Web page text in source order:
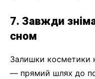
7. Завжди
сном
Залишки косметики
— прямий шлях до